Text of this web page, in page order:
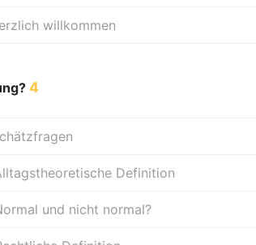
willkommen
4
Definition
und nicht normal?